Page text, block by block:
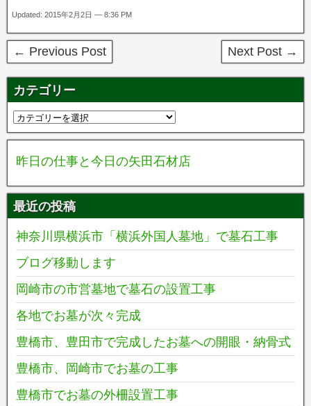
Updated: 2015年2月2日 — 8:36 PM
← Previous Post Next Post →
カテゴリー
昨日の仕事と今日の矢田石材店
最近の投稿
神奈川県横浜市「横浜外国人墓地」で墓石工事
ブログ移動します
岡崎市の市営墓地で墓石の設置工事
各地でお墓が次々完成
豊橋市、豊田市で完成したお墓への開眼・納骨式
豊橋市、岡崎市でお墓の工事
豊橋市でお墓の外柵設置工事